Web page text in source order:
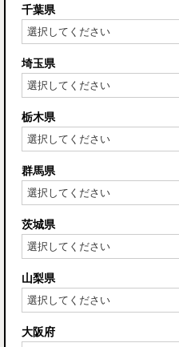
千葉県
埼玉県
栃木県
群馬県
茨城県
山梨県
大阪府